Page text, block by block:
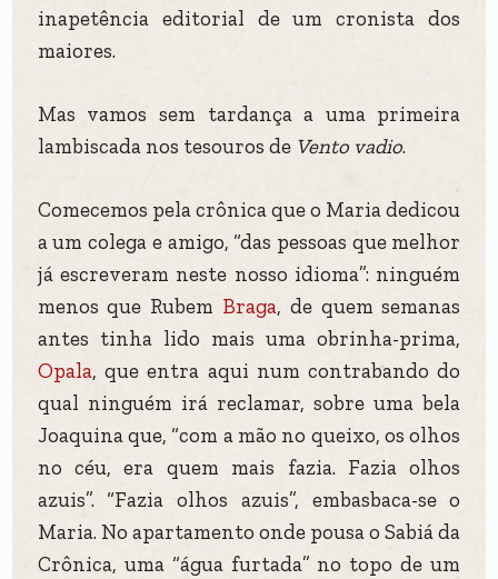
inapetência editorial de um cronista dos
maiores.
Mas vamos sem tardança a uma primeira
lambiscada nos tesouros de Vento vadio.
Comecemos pela crônica que o Maria dedicou
a um colega e amigo, “das pessoas que melhor
já escreveram neste nosso idioma”: ninguém
menos que Rubem Braga, de quem semanas
antes tinha lido mais uma obrinha-prima,
Opala, que entra aqui num contrabando do
qual ninguém irá reclamar, sobre uma bela
Joaquina que, “com a mão no queixo, os olhos
no céu, era quem mais fazia. Fazia olhos
azuis”. “Fazia olhos azuis”, embasbaca-se o
Maria. No apartamento onde pousa o Sabiá da
Crônica, uma “água furtada” no topo de um